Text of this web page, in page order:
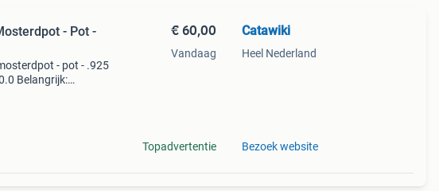
- Pot -
- pot - .925
Belangrijk:
€ 60,00
Vandaag
Topadvertentie
Catawiki
Heel Nederland
Bezoek website